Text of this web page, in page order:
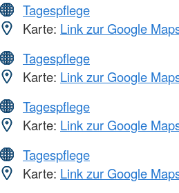
Tagespflege
Karte: Link zur Google
Tagespflege
Karte: Link zur Google
Tagespflege
Karte: Link zur Google
Tagespflege
Karte: Link zur Google